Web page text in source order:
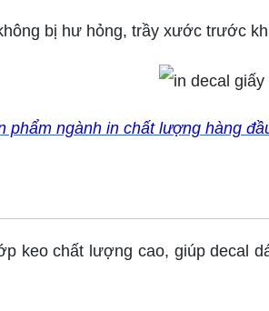
bị hư hỏng, trầy xước trước
phẩm ngành in chất lượng hàng
keo chất lượng cao, giúp decal